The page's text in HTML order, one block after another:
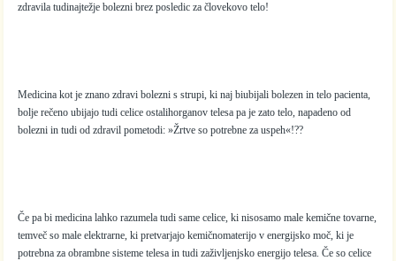
zdravila tudinajtežje bolezni brez posledic za človekovo telo!
Medicina kot je znano zdravi bolezni s strupi, ki naj biubijali bolezen in telo pacienta,
bolje rečeno ubijajo tudi celice ostalihorganov telesa pa je zato telo, napadeno od
bolezni in tudi od zdravil pometodi: »Žrtve so potrebne za uspeh«!??
Če pa bi medicina lahko razumela tudi same celice, ki nisosamo male kemične tovarne,
temveč so male elektrarne, ki pretvarjajo kemičnomaterijo v energijsko moč, ki je
potrebna za obrambne sisteme telesa in tudi zaživljenjsko energijo telesa. Če so celice